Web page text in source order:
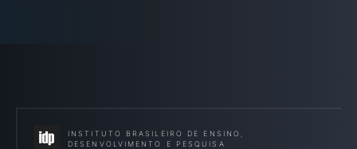
INSTITUTO BRASILEIRO DE ENSINO,
DESENVOLVIMENTO E PESQUISA